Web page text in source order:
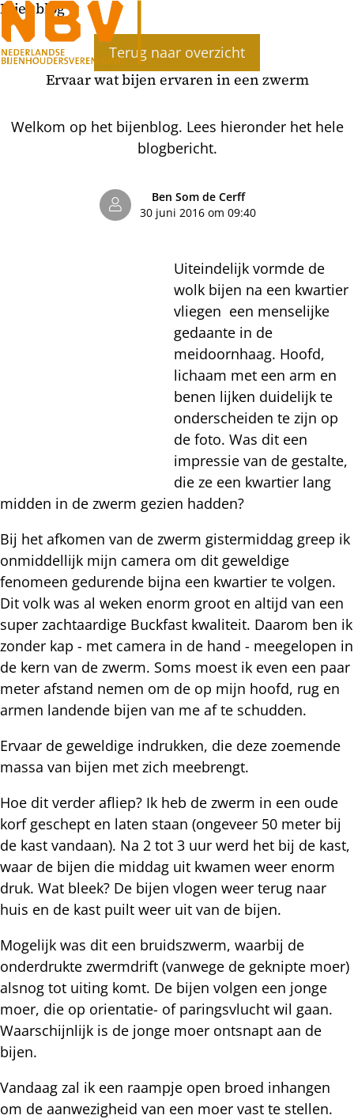
Bijenblog
Terug naar overzicht
Ervaar wat bijen ervaren in een zwerm
Welkom op het bijenblog. Lees hieronder het hele
blogbericht.
Ben Som de Cerff
30 juni 2016 om 09:40
Uiteindelijk vormde de
wolk bijen na een kwartier
vliegen een menselijke
gedaante in de
meidoornhaag. Hoofd,
lichaam met een arm en
benen lijken duidelijk te
onderscheiden te zijn op
de foto. Was dit een
impressie van de gestalte,
die ze een kwartier lang
midden in de zwerm gezien hadden?
Bij het afkomen van de zwerm gistermiddag greep ik
onmiddellijk mijn camera om dit geweldige
fenomeen gedurende bijna een kwartier te volgen.
Dit volk was al weken enorm groot en altijd van een
super zachtaardige Buckfast kwaliteit. Daarom ben ik
zonder kap - met camera in de hand - meegelopen in
de kern van de zwerm. Soms moest ik even een paar
meter afstand nemen om de op mijn hoofd, rug en
armen landende bijen van me af te schudden.
Ervaar de geweldige indrukken, die deze zoemende
massa van bijen met zich meebrengt.
Hoe dit verder afliep? Ik heb de zwerm in een oude
korf geschept en laten staan (ongeveer 50 meter bij
de kast vandaan). Na 2 tot 3 uur werd het bij de kast,
waar de bijen die middag uit kwamen weer enorm
druk. Wat bleek? De bijen vlogen weer terug naar
huis en de kast puilt weer uit van de bijen.
Mogelijk was dit een bruidszwerm, waarbij de
onderdrukte zwermdrift (vanwege de geknipte moer)
alsnog tot uiting komt. De bijen volgen een jonge
moer, die op orientatie- of paringsvlucht wil gaan.
Waarschijnlijk is de jonge moer ontsnapt aan de
bijen.
Vandaag zal ik een raampje open broed inhangen
om de aanwezigheid van een moer vast te stellen.